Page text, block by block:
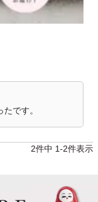
です。
2件中 1-2件表示